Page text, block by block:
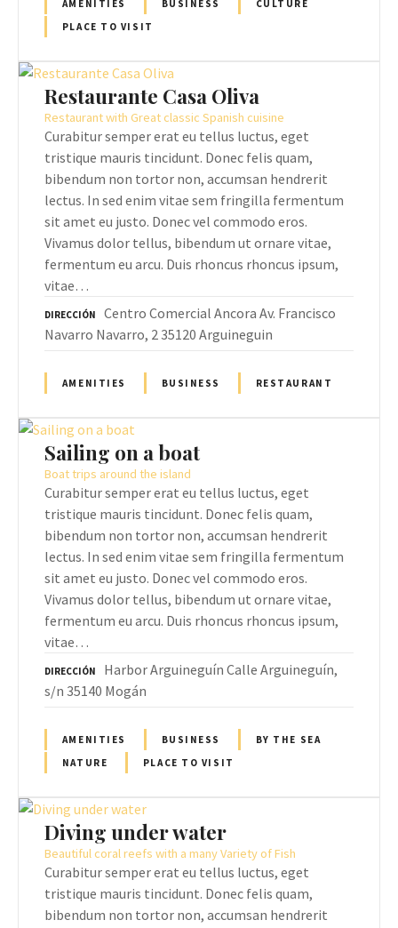
AMENITIES BUSINESS
CULTURE
PLACE TO VISIT
Restaurante Casa Oliva
Restaurant with Great classic Spanish cuisine
Curabitur semper erat eu tellus luctus, eget
tristique mauris tincidunt. Donec felis quam,
bibendum non tortor non, accumsan hendrerit
lectus. In sed enim vitae sem fringilla fermentum
sit amet eu justo. Donec vel commodo eros.
Vivamus dolor tellus, bibendum ut ornare vitae,
fermentum eu arcu. Duis rhoncus rhoncus ipsum,
vitae…
DIRECCIÓN
Centro Comercial Ancora Av. Francisco
Navarro Navarro, 2 35120 Arguineguin
AMENITIES BUSINESS RESTAURANT
Sailing on a boat
Boat trips around the island
Curabitur semper erat eu tellus luctus, eget
tristique mauris tincidunt. Donec felis quam,
bibendum non tortor non, accumsan hendrerit
lectus. In sed enim vitae sem fringilla fermentum
sit amet eu justo. Donec vel commodo eros.
Vivamus dolor tellus, bibendum ut ornare vitae,
fermentum eu arcu. Duis rhoncus rhoncus ipsum,
vitae…
DIRECCIÓN
Harbor Arguineguín Calle Arguineguín,
s/n 35140 Mogán
AMENITIES BUSINESS
BY THE SEA
NATURE
PLACE TO VISIT
Diving under water
Beautiful coral reefs with a many Variety of Fish
Curabitur semper erat eu tellus luctus, eget
tristique mauris tincidunt. Donec felis quam,
bibendum non tortor non, accumsan hendrerit